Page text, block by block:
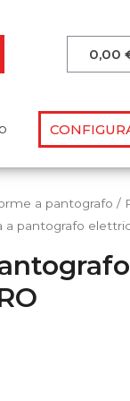
0,00
Sappiamo
prova!
a pantografo /
a pantografo